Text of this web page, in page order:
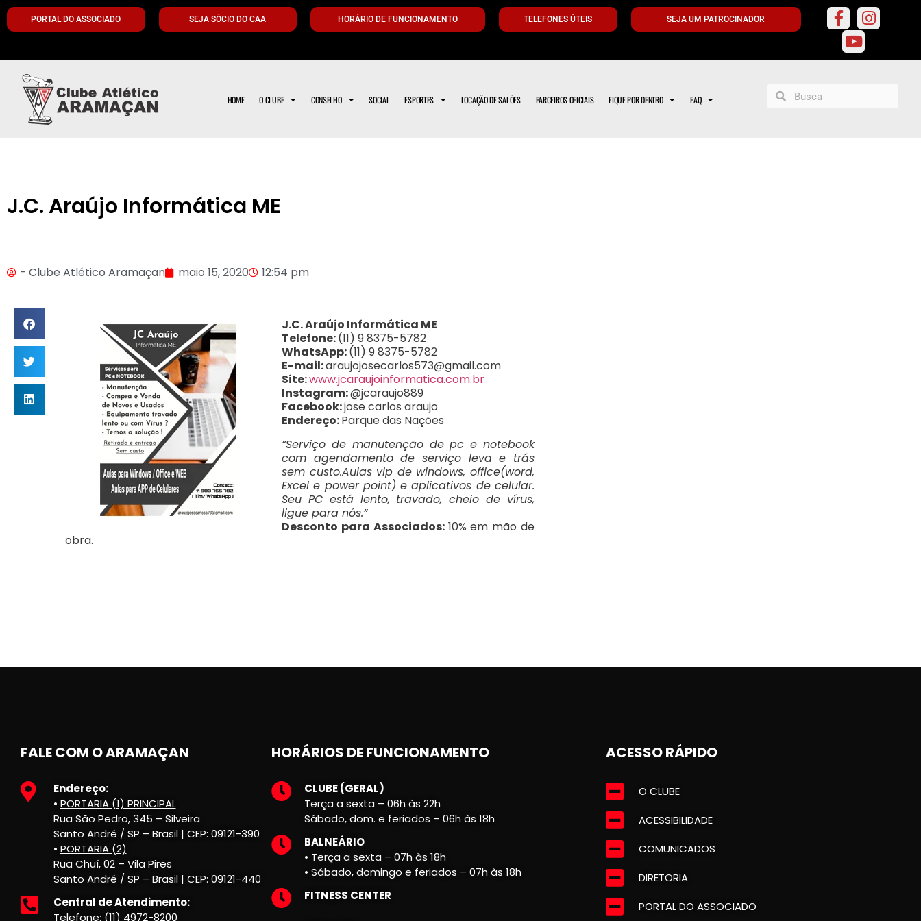
PORTAL DO ASSOCIADO SEJA SÓCIO DO CAA HORÁRIO DE FUNCIONAMENTO TELEFONES ÚTEIS SEJA UM PATROCINADOR
HOME O CLUBE CONSELHO SOCIAL ESPORTES LOCAÇÃO DE SALÕES PARCEIROS OFICIAIS FIQUE POR DENTRO FAQ
J.C. Araújo Informática ME
- Clube Atlético Aramaçan maio 15, 2020 12:54 pm
J.C. Araújo Informática ME
Telefone:(11) 9 8375-5782
WhatsApp:(11) 9 8375-5782
E-mail:araujojosecarlos573@gmail.com
Site:www.jcaraujoinformatica.com.br
Instagram:@jcaraujo889
Facebook:jose carlos araujo
Endereço:Parque das Nações
“Serviço de manutenção de pc e notebook
com agendamento de serviço leva e trás
sem custo.Aulas vip de windows, office(word,
Excel e power point) e aplicativos de celular.
Seu PC está lento, travado, cheio de vírus,
ligue para nós.”
Desconto para Associados: 10% em mão de
obra.
FALE COM O ARAMAÇAN
Endereço:
• PORTARIA (1) PRINCIPAL
Rua São Pedro, 345 – Silveira
Santo André / SP – Brasil | CEP: 09121-390
• PORTARIA (2)
Rua Chuí, 02 – Vila Pires
Santo André / SP – Brasil | CEP: 09121-440
Central de Atendimento:
Telefone: (11) 4972-8200
HORÁRIOS DE FUNCIONAMENTO
CLUBE (GERAL)
Terça a sexta – 06h às 22h
Sábado, dom. e feriados – 06h às 18h
BALNEÁRIO
• Terça a sexta – 07h às 18h
• Sábado, domingo e feriados – 07h às 18h
FITNESS CENTER
ACESSO RÁPIDO
O CLUBE
ACESSIBILIDADE
COMUNICADOS
DIRETORIA
PORTAL DO ASSOCIADO